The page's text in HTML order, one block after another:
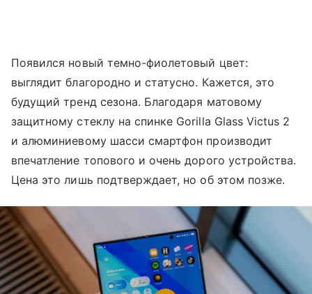
Появился новый темно-фиолетовый цвет:
выглядит благородно и статусно. Кажется, это
будущий тренд сезона. Благодаря матовому
защитному стеклу на спинке Gorilla Glass Victus 2
и алюминиевому шасси смартфон производит
впечатление топового и очень дорого устройства.
Цена это лишь подтверждает, но об этом позже.